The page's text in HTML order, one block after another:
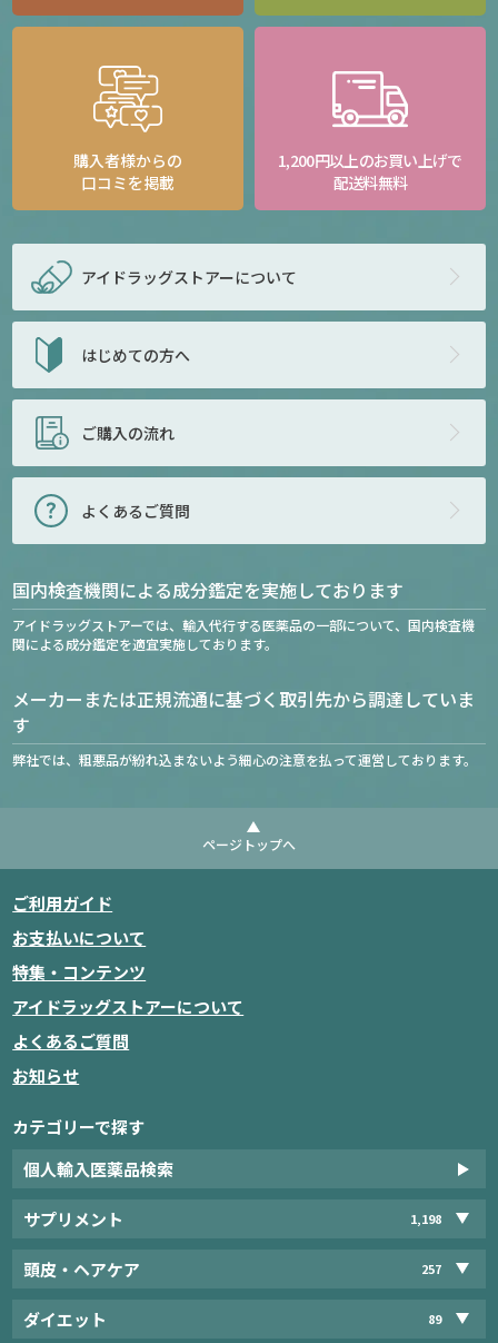
購入者様からの
口コミを掲載
1,200円以上のお買い上げで
配送料無料
アイドラッグストアーについて
はじめての方へ
ご購入の流れ
よくあるご質問
国内検査機関による成分鑑定を実施しております
アイドラッグストアーでは、輸入代行する医薬品の一部について、国内検査機
関による成分鑑定を適宜実施しております。
メーカーまたは正規流通に基づく取引先から調達していま
す
弊社では、粗悪品が紛れ込まないよう細心の注意を払って運営しております。
ページトップへ
ご利用ガイド
お支払いについて
特集・コンテンツ
アイドラッグストアーについて
よくあるご質問
お知らせ
カテゴリーで探す
個人輸入医薬品検索
サプリメント 1,198
頭皮・ヘアケア 257
ダイエット 89